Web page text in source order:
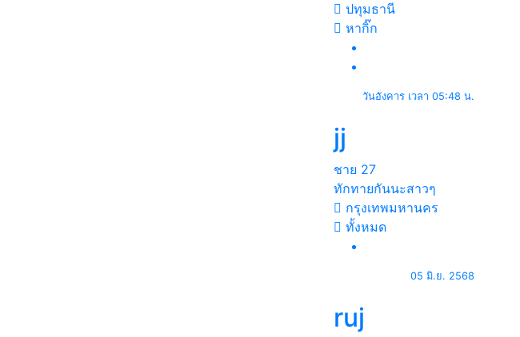
ปทุมธานี
หากิ๊ก
วันอังคาร เวลา 05:48 น.
jj
ชาย 27
ทักทายกันนะสาวๆ
กรุงเทพมหานคร
ทั้งหมด
05 มิ.ย. 2568
ruj